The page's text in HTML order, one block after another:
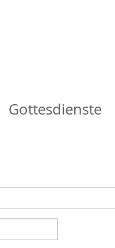
Gottesdienste